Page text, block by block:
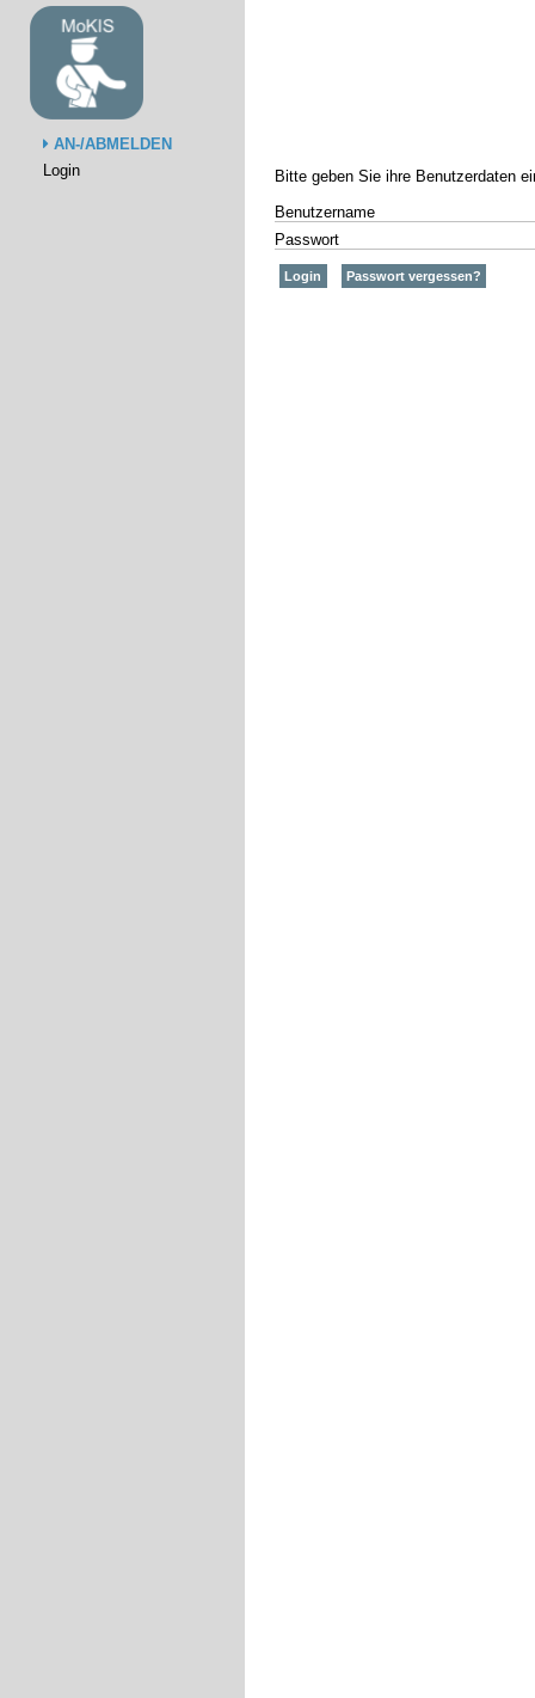
AN-/ABMELDEN
Login
Bitte geben Sie ihre Benutzerdaten
Benutzername
Passwort